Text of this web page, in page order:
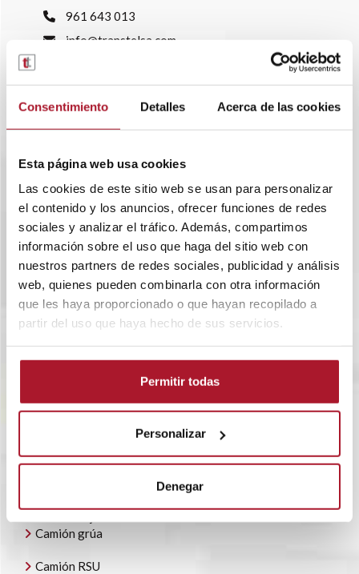
Consentimiento Detalles Acerca de las cookies
Esta página web usa cookies
Las cookies de este sitio web se usan para personalizar
el contenido y los anuncios, ofrecer funciones de redes
sociales y analizar el tráfico. Además, compartimos
información sobre el uso que haga del sitio web con
nuestros partners de redes sociales, publicidad y análisis
web, quienes pueden combinarla con otra información
que les haya proporcionado o que hayan recopilado a
partir del uso que haya hecho de sus servicios.
Permitir todas
Personalizar
Denegar
961 643 013
info@transtelsa.com
Ver delegaciones
Trabaja con nosotros
SOBRE TRANSTEL
RENTING FLEXIBLE
POLÍTICA CORPORATIVA
CONTACTO
OFERTAS DE EMPLEO
AYUDAS AUTOCONSUMO
NUESTRA FLOTA
Todoterrenos y furgonetas
Camión grúa
Camión RSU